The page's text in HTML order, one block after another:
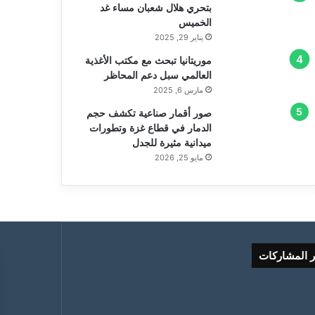
بتحري هلال شعبان مساء غد
الخميس
يناير 29, 2025
موريتانيا تبحث مع مكتب الأغذية
العالمي سبل دعم المحاظر
مارس 6, 2025
صور أقمار صناعية تكشف حجم
الدمار في قطاع غزة وتطورات
ميدانية مثيرة للجدل
مايو 25, 2026
المشاركات